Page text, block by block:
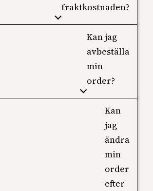
fraktkostnaden?
Kan jag
avbeställa
min
order?
Kan
jag
ändra
min
order
efter